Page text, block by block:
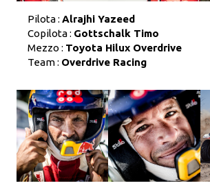
Pilota : Alrajhi Yazeed
Copilota : Gottschalk Timo
Mezzo : Toyota Hilux Overdrive
Team : Overdrive Racing